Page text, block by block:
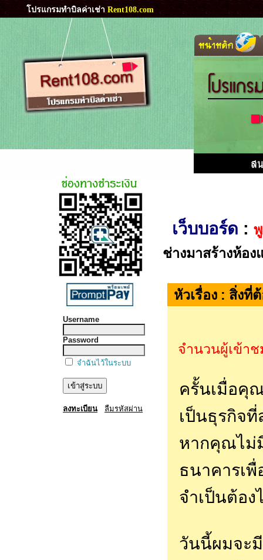
โปรแกรมทำบิลค่าเช่า Rent108.com
Username
Password
จำฉันไว้ในระบบ
ลงทะเบียน ลืมรหัสผ่าน
เว็บบอร์ด :
ช่างมาสร้างห้อง
หัวเรื่อง : สิ่งที่
จำนวนผู้เข้า
ครั้นเมื่อคุ
เป็นธุรกิจ
หากคุณไม่
ธนาคารเ
จำเป็นต้อ
วันนี้ผมจะ